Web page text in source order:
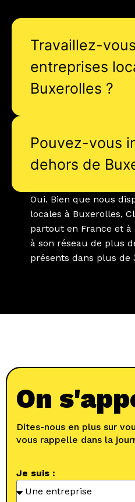
Travaillez-
entreprises
Buxerolles ?
Pouvez-vous
dehors de
Oui. Bien que nous
locales à Buxerolles,
partout en France et à
à son réseau de plus
présents dans plus de
On
Dites-nous en plus sur
vous rappelle dans la
Je suis :